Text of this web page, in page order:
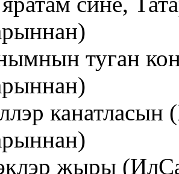
туган
канатласын
жыры